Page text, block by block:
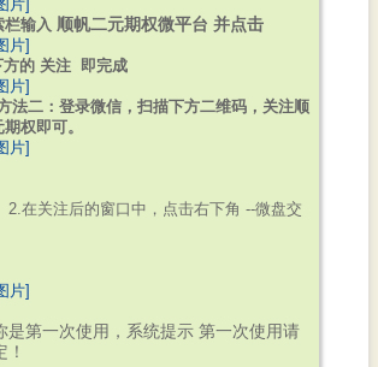
片]
栏输入 顺帆二元期权微平台 并点击
片]
方的 关注 即完成
片]
二：登录微信，扫描下方二维码，关注顺
权即可。
片]
关注后的窗口中，点击右下角 --微盘交
片]
是第一次使用，系统提示 第一次使用请
！